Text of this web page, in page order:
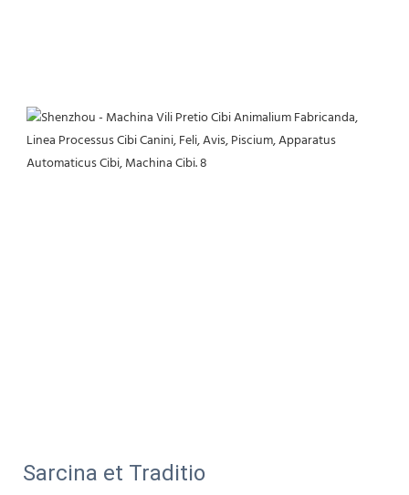
Sarcina et Traditio